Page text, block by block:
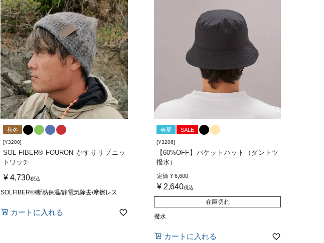
秋冬
[Y3200]
SOL FIBER® FOURON かすりリブニッ
トワッチ
¥ 4,730税込
SOLFIBER®/断熱保温/静電気除去/摩擦レス
カートに入れる
春夏 SALE
[Y3206]
【60%OFF】バケットハット（ダントツ
撥水）
定価 ¥ 6,600
¥ 2,640税込
在庫切れ
撥水
カートに入れる